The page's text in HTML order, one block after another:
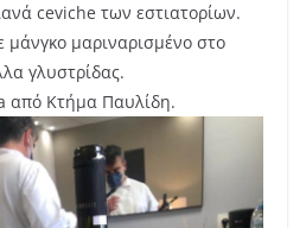
ceviche των εστιατορίων.
μαριναρισμένο στο
γλυστρίδας.
από Κτήμα Παυλίδη.